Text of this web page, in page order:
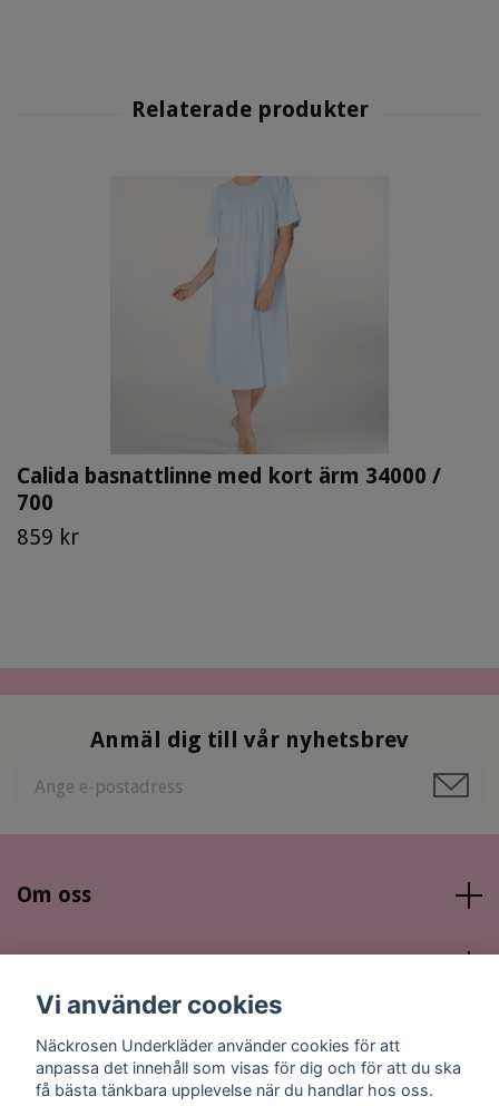
Calida basnattlinne med kort ärm 34000 /
700
859 kr
Anmäl dig till vår nyhetsbrev
Om oss
Sociala medier
Vi använder cookies
Näckrosen Underkläder använder cookies för att
anpassa det innehåll som visas för dig och för att du ska
få bästa tänkbara upplevelse när du handlar hos oss.